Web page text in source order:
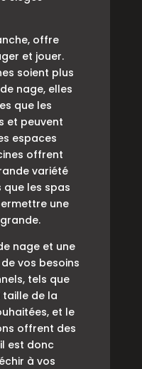
offre
et jouer.
soient plus
nage, elles
que les
et peuvent
espaces
offrent
variété
les spas
une
nage et une
vos besoins
tels que
taille de la
et le
offrent des
est donc
à vos